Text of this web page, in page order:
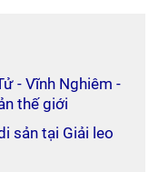
- Vĩnh Nghiêm -
thế giới
sản tại Giải leo